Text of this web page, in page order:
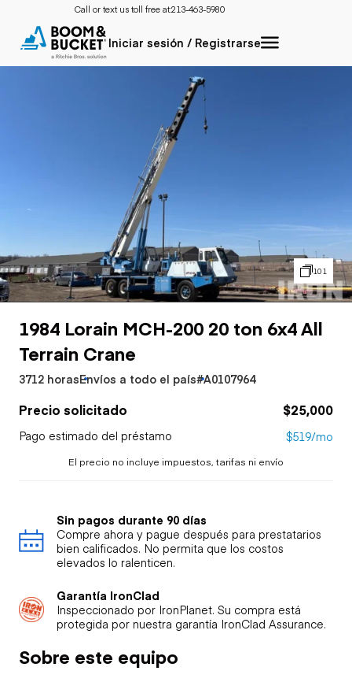
Call or text us toll free at:213-463-5980
Iniciar sesión / Registrarse
101
1984 Lorain MCH-200 20 ton 6x4 All
Terrain Crane
3712 horasEnvíos a todo el país#A0107964
Precio solicitado $25,000
Pago estimado del préstamo $519/mo
El precio no incluye impuestos, tarifas ni envío
Sin pagos durante 90 días
Compre ahora y pague después para prestatarios
bien calificados. No permita que los costos
elevados lo ralenticen.
Garantía IronClad
Inspeccionado por IronPlanet. Su compra está
protegida por nuestra garantía IronClad Assurance.
Sobre este equipo